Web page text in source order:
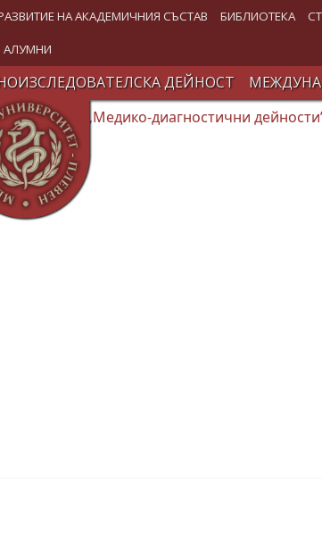
НА АКАДЕМИЧНИЯ СЪСТАВ БИБЛИОТЕКА
АЛУМНИ
ДЕЙНОСТ
Катедра „Медико-диагностични